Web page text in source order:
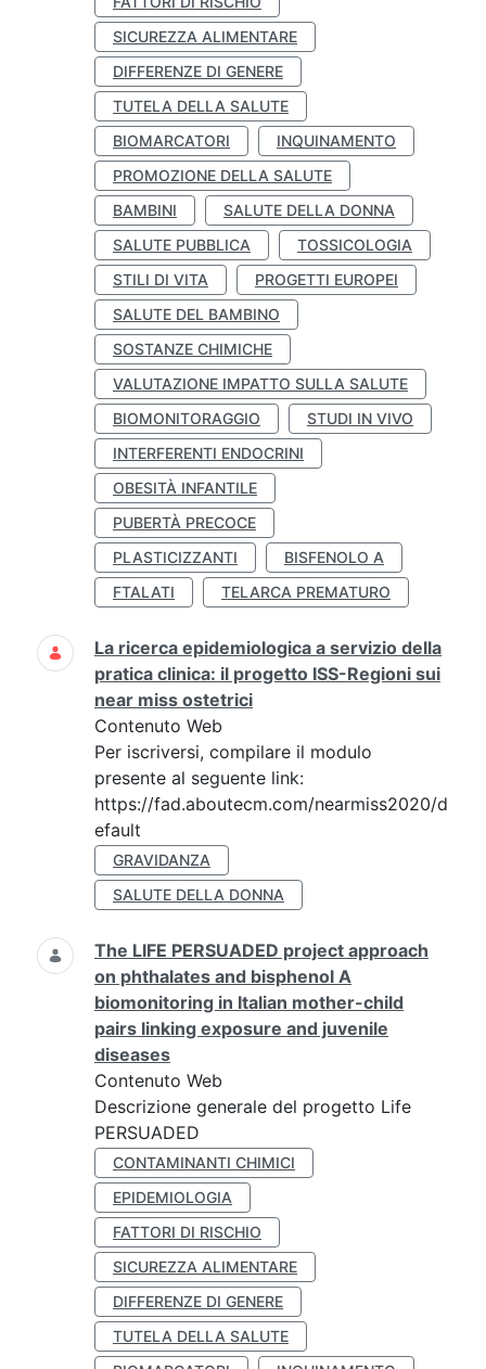
SICUREZZA ALIMENTARE
DIFFERENZE DI GENERE
TUTELA DELLA SALUTE
BIOMARCATORI
INQUINAMENTO
PROMOZIONE DELLA SALUTE
BAMBINI
SALUTE DELLA DONNA
SALUTE PUBBLICA
TOSSICOLOGIA
STILI DI VITA
PROGETTI EUROPEI
SALUTE DEL BAMBINO
SOSTANZE CHIMICHE
VALUTAZIONE IMPATTO SULLA SALUTE
BIOMONITORAGGIO
STUDI IN VIVO
INTERFERENTI ENDOCRINI
OBESITÀ INFANTILE
PUBERTÀ PRECOCE
PLASTICIZZANTI
BISFENOLO A
FTALATI
TELARCA PREMATURO
La ricerca epidemiologica a servizio della
pratica clinica: il progetto ISS-Regioni sui
near miss ostetrici
Contenuto Web
Per iscriversi, compilare il modulo
presente al seguente link:
https://fad.aboutecm.com/nearmiss2020/d
efault
GRAVIDANZA
SALUTE DELLA DONNA
The LIFE PERSUADED project approach
on phthalates and bisphenol A
biomonitoring in Italian mother-child
pairs linking exposure and juvenile
diseases
Contenuto Web
Descrizione generale del progetto Life
PERSUADED
CONTAMINANTI CHIMICI
EPIDEMIOLOGIA
FATTORI DI RISCHIO
SICUREZZA ALIMENTARE
DIFFERENZE DI GENERE
TUTELA DELLA SALUTE